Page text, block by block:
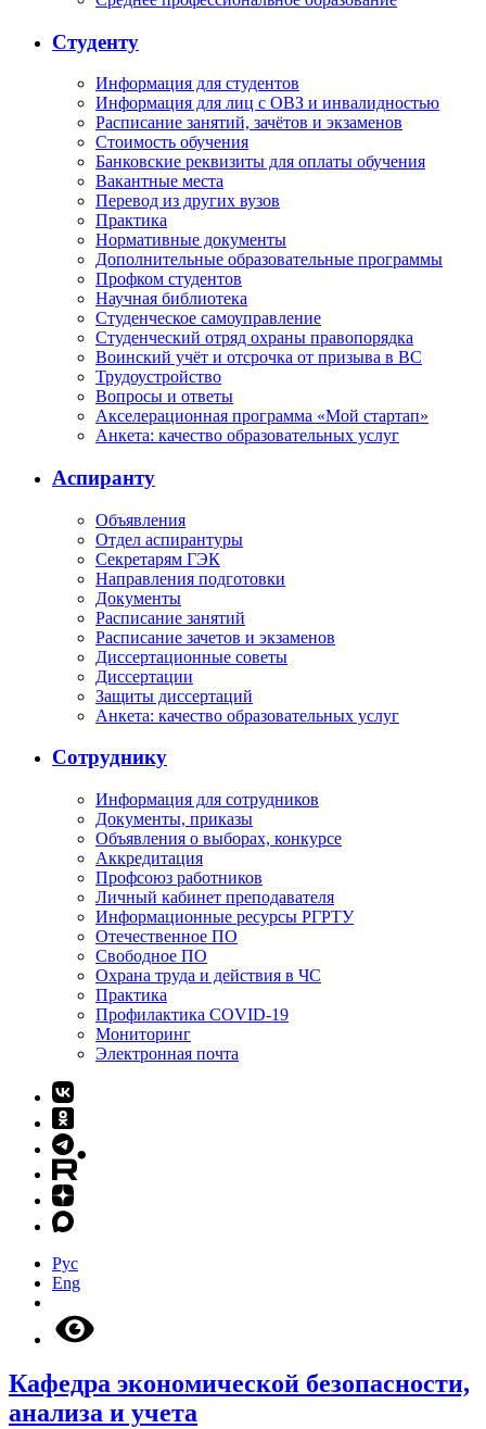
Студенту
Информация для студентов
Информация для лиц с ОВЗ и инвалидностью
Расписание занятий, зачётов и экзаменов
Стоимость обучения
Банковские реквизиты для оплаты обучения
Вакантные места
Перевод из других вузов
Практика
Нормативные документы
Дополнительные образовательные программы
Профком студентов
Научная библиотека
Студенческое самоуправление
Студенческий отряд охраны правопорядка
Воинский учёт и отсрочка от призыва в ВС
Трудоустройство
Вопросы и ответы
Акселерационная программа «Мой стартап»
Анкета: качество образовательных услуг
Аспиранту
Объявления
Отдел аспирантуры
Секретарям ГЭК
Направления подготовки
Документы
Расписание занятий
Расписание зачетов и экзаменов
Диссертационные советы
Диссертации
Защиты диссертаций
Анкета: качество образовательных услуг
Сотруднику
Информация для сотрудников
Документы, приказы
Объявления о выборах, конкурсе
Аккредитация
Профсоюз работников
Личный кабинет преподавателя
Информационные ресурсы РГРТУ
Отечественное ПО
Свободное ПО
Охрана труда и действия в ЧС
Практика
Профилактика COVID-19
Мониторинг
Электронная почта
Рус
Eng
Кафедра экономической безопасности,
анализа и учета